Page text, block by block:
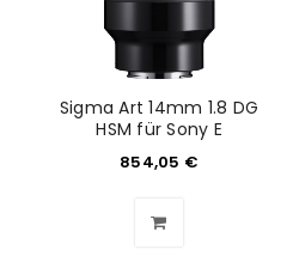
Sigma Art 14mm 1.8 DG
HSM für Sony E
854,05 €